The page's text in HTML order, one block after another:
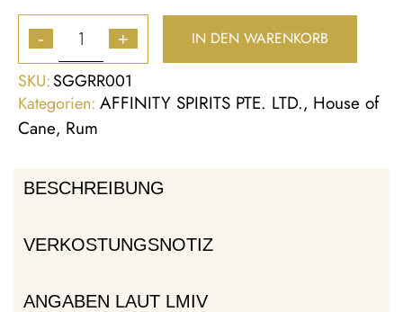
- + IN DEN WARENKORB
SKU:SGGRR001
Kategorien: AFFINITY SPIRITS PTE. LTD., House of
Cane, Rum
BESCHREIBUNG
VERKOSTUNGSNOTIZ
ANGABEN LAUT LMIV